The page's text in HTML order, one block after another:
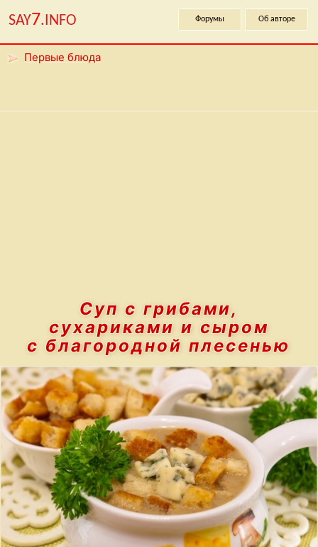
SAY7.INFO Форумы Об авторе
Первые блюда
Суп с грибами,
сухариками и сыром
с благородной плесенью